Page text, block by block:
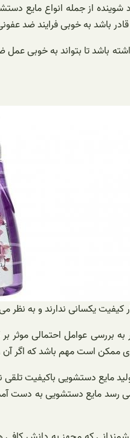
شوینده از جمله انواع
باشد به خوبی فرایند ضد
باشد تا بتواند به خوبی
یکسانی ندارند و به نظر
بررسی عوامل احتمالی موثر
ممکن است مهم باشد که اگر آن
مایع دستشویی باکیفیت تلقی
می رسد مایع دستشویی به